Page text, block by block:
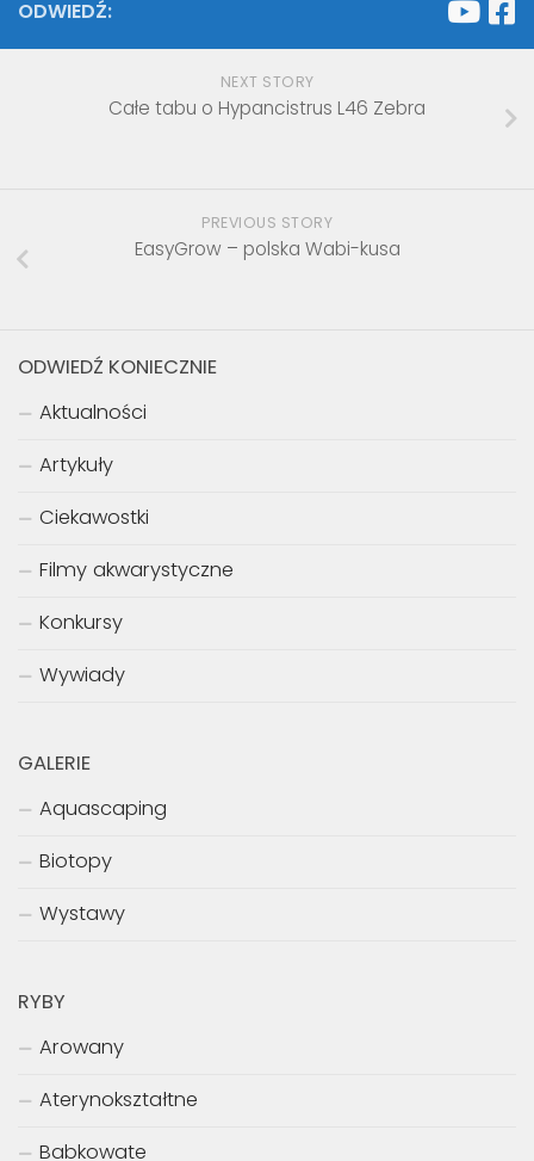
ODWIEDŹ:
NEXT STORY
Całe tabu o Hypancistrus L46 Zebra
PREVIOUS STORY
EasyGrow – polska Wabi-kusa
ODWIEDŹ KONIECZNIE
Aktualności
Artykuły
Ciekawostki
Filmy akwarystyczne
Konkursy
Wywiady
GALERIE
Aquascaping
Biotopy
Wystawy
RYBY
Arowany
Aterynokształtne
Babkowate